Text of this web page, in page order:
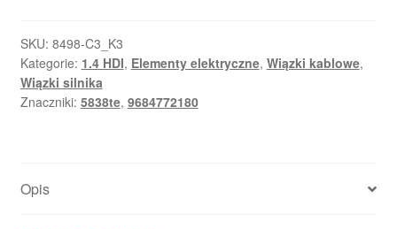
SKU: 8498-C3_K3
Kategorie: 1.4 HDI, Elementy elektryczne, Wiązki kablowe,
Wiązki silnika
Znaczniki: 5838te, 9684772180
Opis